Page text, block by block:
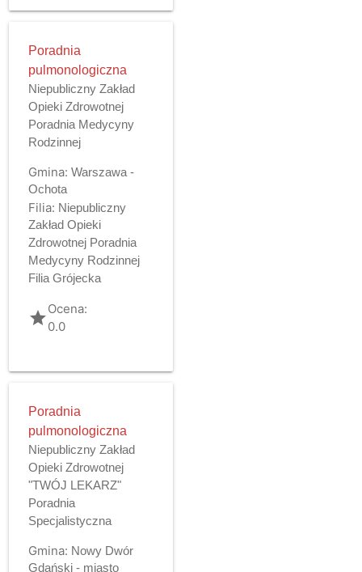
Poradnia
pulmonologiczna
Niepubliczny Zakład
Opieki Zdrowotnej
Poradnia Medycyny
Rodzinnej
Gmina: Warszawa -
Ochota
Filia: Niepubliczny
Zakład Opieki
Zdrowotnej Poradnia
Medycyny Rodzinnej
Filia Grójecka
gradeOcena:
0.0
Poradnia
pulmonologiczna
Niepubliczny Zakład
Opieki Zdrowotnej
"TWÓJ LEKARZ"
Poradnia
Specjalistyczna
Gmina: Nowy Dwór
Gdański - miasto